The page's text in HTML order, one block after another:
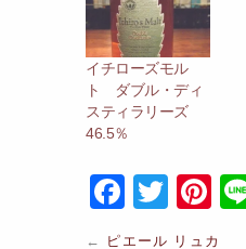
イチローズモル
ト ダブル・ディ
スティラリーズ
46.5％
F
T
w
Pi
nt
←
ピエール リュカ